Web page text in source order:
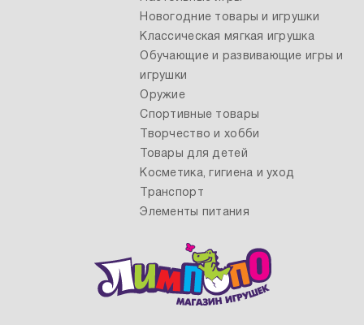
Новогодние товары и игрушки
Классическая мягкая игрушка
Обучающие и развивающие игры и
игрушки
Оружие
Спортивные товары
Творчество и хобби
Товары для детей
Косметика, гигиена и уход
Транспорт
Элементы питания